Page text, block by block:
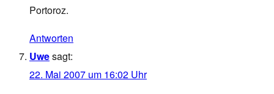
Portoroz.
Antworten
Uwesagt:
22. Mai 2007 um 16:02 Uhr